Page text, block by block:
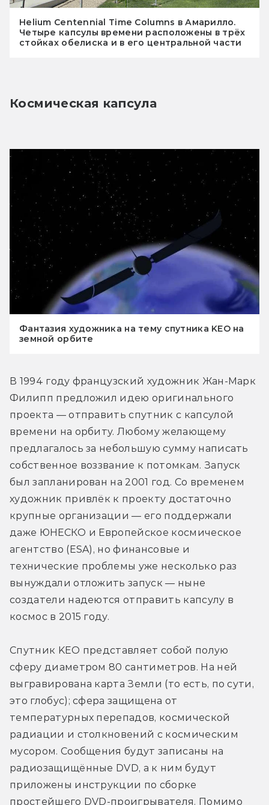
Helium Centennial Time Columns в Амарилло.
Четыре капсулы времени расположены в трёх
стойках обелиска и в его центральной части
Космическая капсула
Фантазия художника на тему спутника KEO на
земной орбите
В 1994 году французский художник Жан-Марк
Филипп предложил идею оригинального
проекта — отправить спутник с капсулой
времени на орбиту. Любому желающему
предлагалось за небольшую сумму написать
собственное воззвание к потомкам. Запуск
был запланирован на 2001 год. Со временем
художник привлёк к проекту достаточно
крупные организации — его поддержали
даже ЮНЕСКО и Европейское космическое
агентство (ESA), но финансовые и
технические проблемы уже несколько раз
вынуждали отложить запуск — ныне
создатели надеются отправить капсулу в
космос в 2015 году.
Спутник KEO представляет собой полую
сферу диаметром 80 сантиметров. На ней
выгравирована карта Земли (то есть, по сути,
это глобус); сфера защищена от
температурных перепадов, космической
радиации и столкновений с космическим
мусором. Сообщения будут записаны на
радиозащищённые DVD, а к ним будут
приложены инструкции по сборке
простейшего DVD-проигрывателя. Помимо